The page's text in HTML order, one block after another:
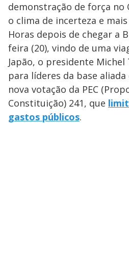
demonstração de força no
o clima de incerteza e
Horas depois de chegar a
feira (20), vindo de uma
Japão, o presidente
para líderes da base
nova votação da PEC
Constituição) 241, que
gastos públicos.